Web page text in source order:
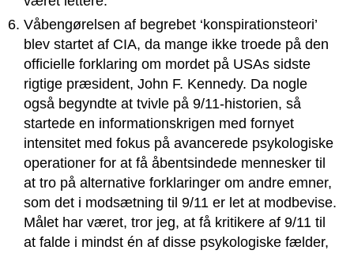
Våbengørelsen af begrebet ‘konspirationsteori’
blev startet af CIA, da mange ikke troede på den
officielle forklaring om mordet på USAs sidste
rigtige præsident, John F. Kennedy. Da nogle
også begyndte at tvivle på 9/11-historien, så
startede en informationskrigen med fornyet
intensitet med fokus på avancerede psykologiske
operationer for at få åbentsindede mennesker til
at tro på alternative forklaringer om andre emner,
som det i modsætning til 9/11 er let at modbevise.
Målet har været, tror jeg, at få kritikere af 9/11 til
at falde i mindst én af disse psykologiske fælder,